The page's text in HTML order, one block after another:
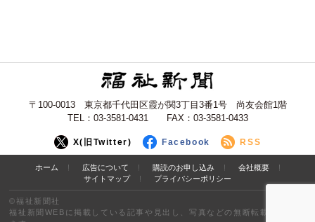
〒100-0013 東京都千代田区霞が関3丁目3番1号 尚友会館1階
TEL：03-3581-0431 FAX：03-3581-0433
X(旧Twitter) Facebook RSS
ホーム 広告について 購読のお申し込み
会社概要
サイトマップ
プライバシーポリシー
©福祉新聞社
福祉新聞WEBに掲載している記事や見出し、写真などの無断転載を禁止し